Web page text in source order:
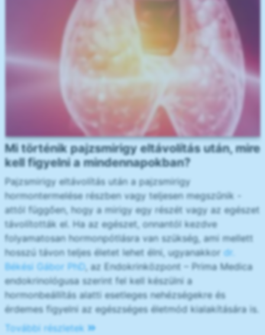
Mi történik pajzsmirigy eltávolítás után, mire
kell figyelni a mindennapokban?
Pajzsmirigy eltávolítás után a pajzsmirigy
hormontermelése részben vagy teljesen megszűnik -
attól függően, hogy a mirigy egy részét vagy az egészet
távolították el. Ha az egészet, onnantól kezdve
folyamatosan hormonpótlásra van szükség, ami mellett
hosszú távon teljes életet lehet élni, ugyanakkor dr.
Békési Gábor PhD
, az Endokrinközpont – Prima Medica
endokrinológusa szerint fel kell készülni a
hormonbeállítás alatti esetleges nehézségekre és
érdemes figyelni az egészséges életmód kialakítására is.
További részletek